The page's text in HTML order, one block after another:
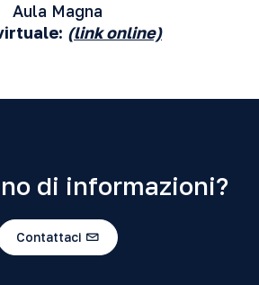
Aula Magna
(link online)
di informazioni?
Contattaci